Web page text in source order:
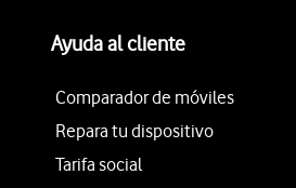
Ayuda al cliente
Comparador de móviles
Repara tu dispositivo
Tarifa social